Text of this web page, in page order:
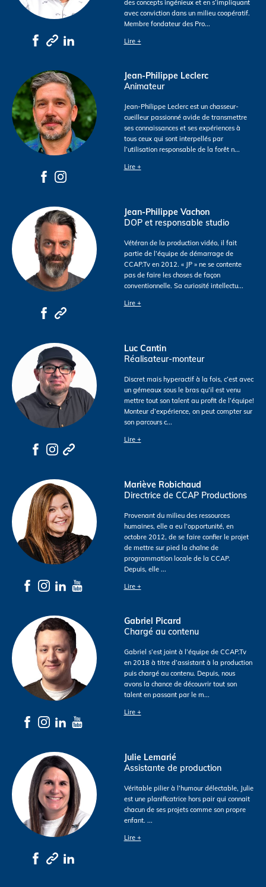
des concepts ingénieux et en s’impliquant
avec conviction dans un milieu coopératif.
Membre fondateur des Pro...
Lire +
Jean-Philippe Leclerc
Animateur
Jean-Philippe Leclerc est un chasseur-
cueilleur passionné avide de transmettre
ses connaissances et ses expériences à
tous ceux qui sont interpellés par
l’utilisation responsable de la forêt n...
Lire +
Jean-Philippe Vachon
DOP et responsable studio
Vétéran de la production vidéo, il fait
partie de l’équipe de démarrage de
CCAP.Tv en 2012. « JP » ne se contente
pas de faire les choses de façon
conventionnelle. Sa curiosité intellectu...
Lire +
Luc Cantin
Réalisateur-monteur
Discret mais hyperactif à la fois, c’est avec
un gémeaux sous le bras qu’il est venu
mettre tout son talent au profit de l’équipe!
Monteur d’expérience, on peut compter sur
son parcours c...
Lire +
Mariève Robichaud
Directrice de CCAP Productions
Provenant du milieu des ressources
humaines, elle a eu l’opportunité, en
octobre 2012, de se faire confier le projet
de mettre sur pied la chaîne de
programmation locale de la CCAP.
Depuis, elle ...
Lire +
Gabriel Picard
Chargé au contenu
Gabriel s’est joint à l’équipe de CCAP.Tv
en 2018 à titre d’assistant à la production
puis chargé au contenu. Depuis, nous
avons la chance de découvrir tout son
talent en passant par le m...
Lire +
Julie Lemarié
Assistante de production
Véritable pilier à l’humour délectable, Julie
est une planificatrice hors pair qui connait
chacun de ses projets comme son propre
enfant. ...
Lire +